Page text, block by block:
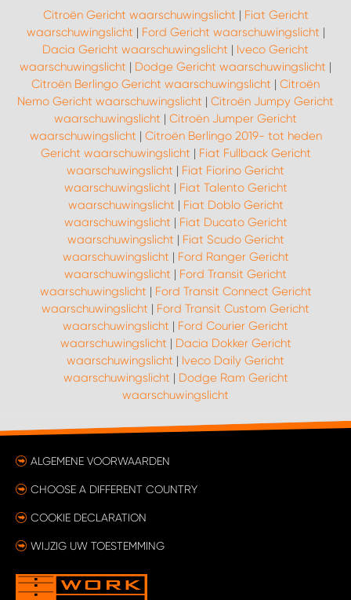
Citroën Gericht waarschuwingslicht | Fiat Gericht
waarschuwingslicht | Ford Gericht waarschuwingslicht |
Dacia Gericht waarschuwingslicht | Iveco Gericht
waarschuwingslicht | Dodge Gericht waarschuwingslicht |
Citroën Berlingo Gericht waarschuwingslicht | Citroën
Nemo Gericht waarschuwingslicht | Citroën Jumpy Gericht
waarschuwingslicht | Citroën Jumper Gericht
waarschuwingslicht | Citroën Berlingo 2019- tot heden
Gericht waarschuwingslicht | Fiat Fullback Gericht
waarschuwingslicht | Fiat Fiorino Gericht
waarschuwingslicht | Fiat Talento Gericht
waarschuwingslicht | Fiat Doblo Gericht
waarschuwingslicht | Fiat Ducato Gericht
waarschuwingslicht | Fiat Scudo Gericht
waarschuwingslicht | Ford Ranger Gericht
waarschuwingslicht | Ford Transit Gericht
waarschuwingslicht | Ford Transit Connect Gericht
waarschuwingslicht | Ford Transit Custom Gericht
waarschuwingslicht | Ford Courier Gericht
waarschuwingslicht | Dacia Dokker Gericht
waarschuwingslicht | Iveco Daily Gericht
waarschuwingslicht | Dodge Ram Gericht
waarschuwingslicht
ALGEMENE VOORWAARDEN
CHOOSE A DIFFERENT COUNTRY
COOKIE DECLARATION
WIJZIG UW TOESTEMMING